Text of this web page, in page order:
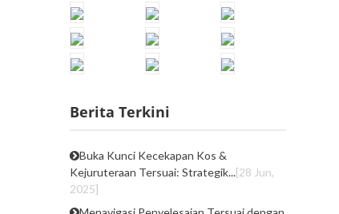
Berita Terkini
Buka Kunci Kecekapan Kos &
Kejuruteraan Tersuai: Strategik...[28 Jun,
2025]